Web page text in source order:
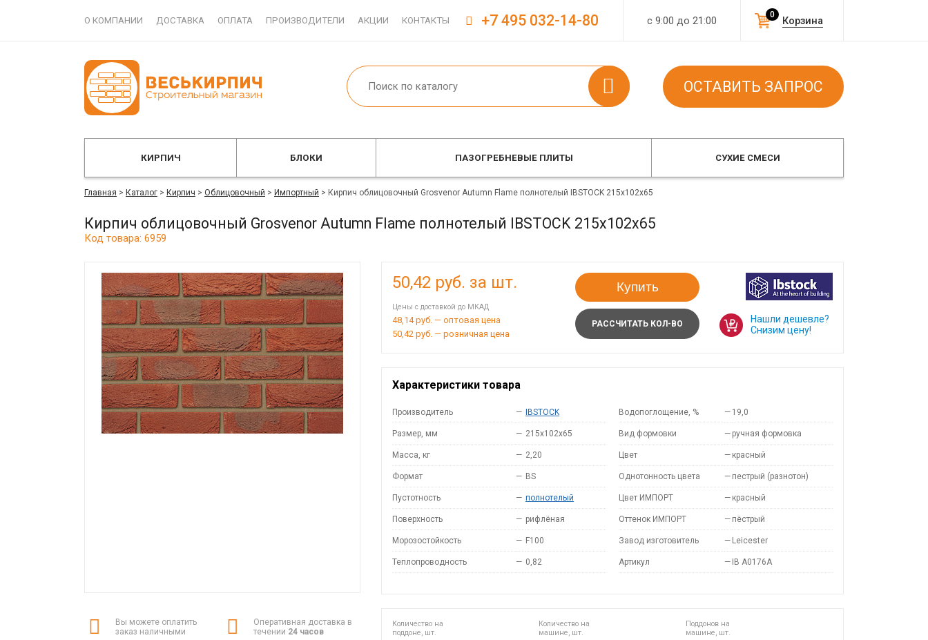
О КОМПАНИИ ДОСТАВКА ОПЛАТА ПРОИЗВОДИТЕЛИ АКЦИИ КОНТАКТЫ с 9:00 до 21:00 Корзина
0
+7 495 032-14-80
ОСТАВИТЬ ЗАПРОС
КИРПИЧ БЛОКИ ПАЗОГРЕБНЕВЫЕ ПЛИТЫ СУХИЕ СМЕСИ
Главная > Каталог > Кирпич > Облицовочный > Импортный > Кирпич облицовочный Grosvenor Autumn Flame полнотелый IBSTOCK 215x102x65
Кирпич облицовочный Grosvenor Autumn Flame полнотелый IBSTOCK 215x102x65
Код товара: 6959
Вы можете оплатить
заказ наличными
Оперативная доставка в
течении 24 часов
50,42 руб. за шт.
Цены с доставкой до МКАД
48,14 руб. — оптовая цена
50,42 руб. — розничная цена
Купить
РАССЧИТАТЬ КОЛ-ВО
Нашли дешевле?
Снизим цену!
Характеристики товара
Производитель — IBSTOCK
Размер, мм — 215x102x65
Масса, кг — 2,20
Формат — BS
Пустотность — полнотелый
Поверхность — рифлёная
Морозостойкость — F100
Теплопроводность — 0,82
Водопоглощение, % — 19,0
Вид формовки — ручная формовка
Цвет — красный
Однотонность цвета — пестрый (разнотон)
Цвет ИМПОРТ — красный
Оттенок ИМПОРТ — пёстрый
Завод изготовитель — Leicester
Артикул — IB A0176A
Количество на
поддоне, шт.
Количество на
машине, шт.
Поддонов на
машине, шт.